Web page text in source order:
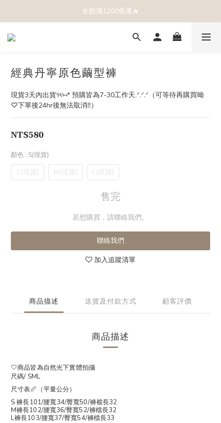
全館滿1200免運🔥
經典丹寧原色繭型褲
現貨3天內出貨୨୧⑅* 預購皆為7-30工作天.ᐟ.ᐟ.ᐟ（可等待再購買呦
♡下單後24hr後無法取消‼️）
NT$580
顏色 : S(現貨)
S(現貨) M(現貨) L(現貨)
售完
若想購買，請聯絡我們。
聯絡我們
加入追蹤清單
商品描述 送貨及付款方式 顧客評價
商品描述
🤍商品皆為自然光下實體拍攝
尺碼/ SML
尺寸表📏（平量公分）
S 褲長101/腰寬34/臀寬50/褲襠長32
M褲長102/腰寬36/臀寬52/褲檔長32
L褲長103/腰寬37/臀寬54/褲檔長33